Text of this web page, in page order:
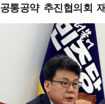
통공약 추진협의회